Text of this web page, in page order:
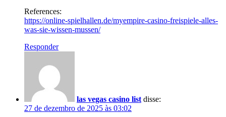
References:
https://online-spielhallen.de/myempire-casino-freispiele-alles-
was-sie-wissen-mussen/
Responder
las vegas casino list disse:
27 de dezembro de 2025 às 03:02